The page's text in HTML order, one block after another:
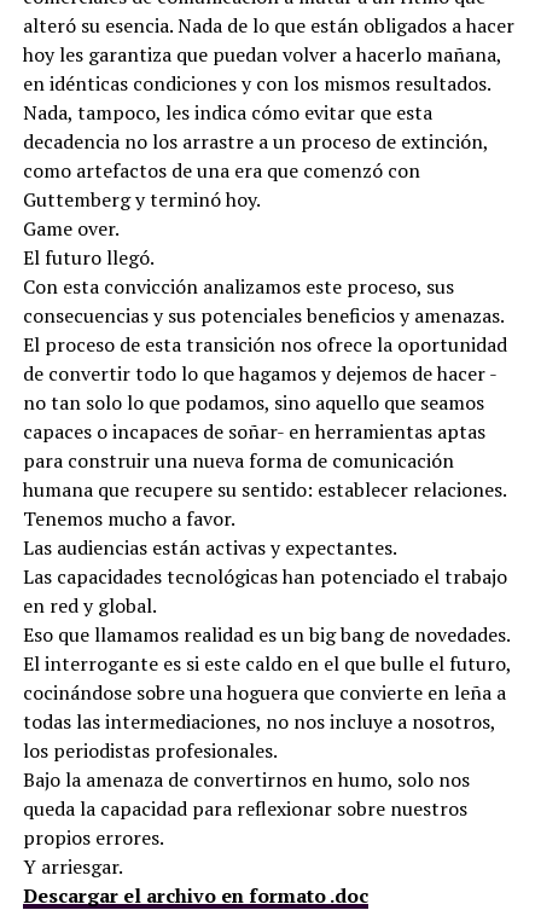
alteró su esencia. Nada de lo que están obligados a hacer
hoy les garantiza que puedan volver a hacerlo mañana,
en idénticas condiciones y con los mismos resultados.
Nada, tampoco, les indica cómo evitar que esta
decadencia no los arrastre a un proceso de extinción,
como artefactos de una era que comenzó con
Guttemberg y terminó hoy.
Game over.
El futuro llegó.
Con esta convicción analizamos este proceso, sus
consecuencias y sus potenciales beneficios y amenazas.
El proceso de esta transición nos ofrece la oportunidad
de convertir todo lo que hagamos y dejemos de hacer -
no tan solo lo que podamos, sino aquello que seamos
capaces o incapaces de soñar- en herramientas aptas
para construir una nueva forma de comunicación
humana que recupere su sentido: establecer relaciones.
Tenemos mucho a favor.
Las audiencias están activas y expectantes.
Las capacidades tecnológicas han potenciado el trabajo
en red y global.
Eso que llamamos realidad es un big bang de novedades.
El interrogante es si este caldo en el que bulle el futuro,
cocinándose sobre una hoguera que convierte en leña a
todas las intermediaciones, no nos incluye a nosotros,
los periodistas profesionales.
Bajo la amenaza de convertirnos en humo, solo nos
queda la capacidad para reflexionar sobre nuestros
propios errores.
Y arriesgar.
Descargar el archivo en formato .doc